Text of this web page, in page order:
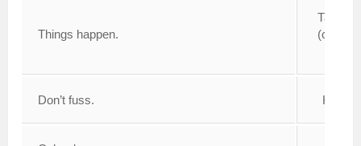
Things happen.
Такое
Don’t fuss. Не